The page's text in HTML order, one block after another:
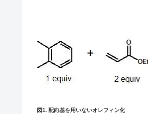
図1. 配向基を用いないオレフィン化